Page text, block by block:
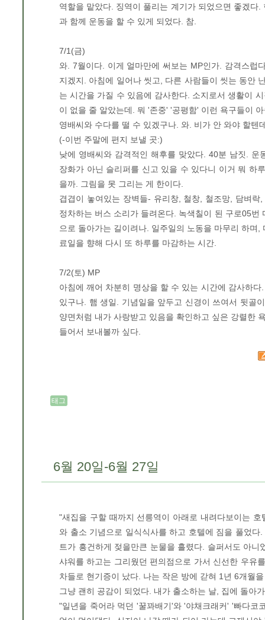
역할을 맡았다. 징역이 풀리는 계기가 되었으면 좋겠
과 함께 운동을 할 수 있게 되었다. 참.
7/1(금)
와. 7월이다. 이게 얼마만에 써보는 MP인가. 감격스럽
지겠지. 아침에 일어나 씻고, 다른 사람들이 씻는 동안
는 시간을 가질 수 있음에 감사한다. 소지로서 생활이
이 없을 줄 알았는데. 뭐 '존중' '공평함' 이런 욕구들이
영배씨와 수다를 떨 수 있겠구나. 와. 비가 안 와야 할텐
(-이번 주말에 편지 보낼 곳:)
낮에 영배씨와 감격적인 해후를 맞았다. 40분 남짓.
장화가 아닌 슬리퍼를 신고 있을 수 있다니 이거 뭐 하
을까. 그림을 못 그리는 게 한이다.
겹겹이 놓여있는 장벽들- 유리창, 철창, 철조망, 담벼
정차하는 버스 소리가 들려온다. 녹색칠이 된 구로05
으로 돌아가는 길이려나. 일주일의 노동을 마무리 하며
료일을 향해 다시 또 하루를 마감하는 시간.
7/2(토) MP
아침에 깨어 차분히 명상을 할 수 있는 시간에 감사하
있구나. 햄 생일. 기념일을 앞두고 신경이 쓰여서 뒷골
양면처럼 내가 사랑받고 있음을 확인하고 싶은 강렬한
들어서 보내볼까 싶다.
태그
6월 20일-6월 27일
"새집을 구할 때까지 선릉역이 아래로 내려다보이는
와 출소 기념으로 일식식사를 하고 호텔에 짐을 풀었
트가 흥건하게 젖을만큰 눈물을 흘렸다. 슬퍼서도 아
샤워를 하고는 그리웠던 편의점으로 가서 신선한 우유
차들로 현기증이 났다. 나는 작은 방에 갇혀 1년 6개월
그냥 괜히 공감이 되었다. 내가 출소하는 날, 집에 돌아
"일년을 죽어라 먹던 '꿀꽈배기'와 '야채크래커' '빠다코